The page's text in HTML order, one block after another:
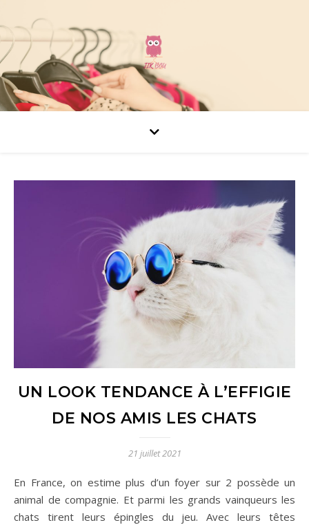
UN LOOK TENDANCE À L’EFFIGIE
DE NOS AMIS LES CHATS
21 juillet 2021
En France, on estime plus d’un foyer sur 2 possède un
animal de compagnie. Et parmi les grands vainqueurs les
chats tirent leurs épingles du jeu. Avec leurs têtes